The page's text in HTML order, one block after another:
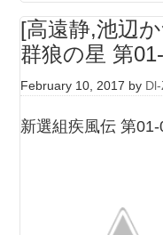
[高遠静,池辺
群狼の星 第
February 10, 2017 by
新選組疾風伝 第01-